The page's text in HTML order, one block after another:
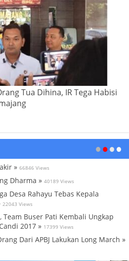
Tua Dihina, IR Tega Habisi
» 66846 Views
Dharma » 40189 Views
Desa Rahayu Tebas Kepala
22043 Views
Team Buser Pati Kembali Ungkap
2017 » 17399 Views
Dari APBJ Lakukan Long March »